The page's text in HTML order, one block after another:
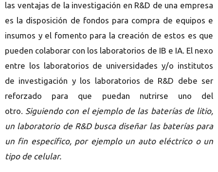
las ventajas de la investigación en R&D de una empresa
es la disposición de fondos para compra de equipos e
insumos y el fomento para la creación de estos es que
pueden colaborar con los laboratorios de IB e IA. El nexo
entre los laboratorios de universidades y/o institutos
de investigación y los laboratorios de R&D debe ser
reforzado para que puedan nutrirse uno del
otro. Siguiendo con el ejemplo de las baterías de litio,
un laboratorio de R&D busca diseñar las baterías para
un fin específico, por ejemplo un auto eléctrico o un
tipo de celular.